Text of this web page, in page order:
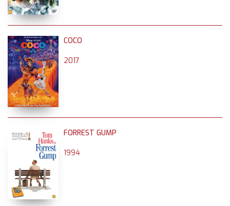
COCO
2017
FORREST GUMP
1994